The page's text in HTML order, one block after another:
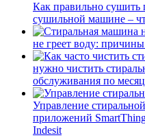
Как правильно сушить
сушильной машине –
не греет воду:
нужно чистить
обслуживания по
Управление
приложений
Indesit